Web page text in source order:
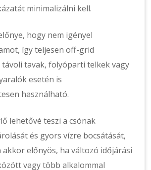
minimalizálni kell.
hogy nem igényel
így teljesen off-grid
tavak, folyóparti telkek vagy
esetén is
használható.
lehetővé teszi a csónak
és gyors vízre bocsátását,
előnyös, ha változó időjárási
vagy több alkalommal